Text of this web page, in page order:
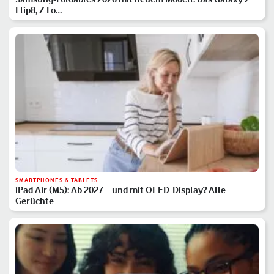
Flip8, Z Fo…
SMARTPHONES & TABLETS
iPad Air (M5): Ab 2027 – und mit OLED-Display? Alle
Gerüchte